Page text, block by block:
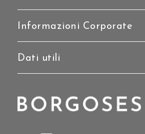
Informazioni Corporate
Dati utili